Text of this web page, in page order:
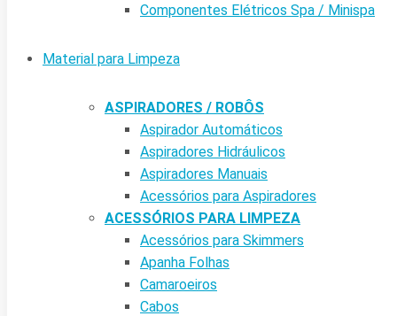
Componentes Elétricos Spa / Minispa
Material para Limpeza
ASPIRADORES / ROBÔS
Aspirador Automáticos
Aspiradores Hidráulicos
Aspiradores Manuais
Acessórios para Aspiradores
ACESSÓRIOS PARA LIMPEZA
Acessórios para Skimmers
Apanha Folhas
Camaroeiros
Cabos